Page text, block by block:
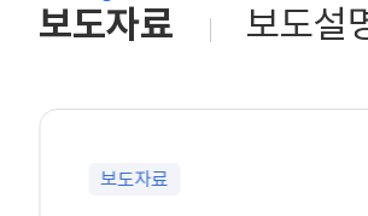
보도자료
보도자료
보도설